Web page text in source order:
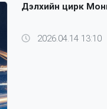
Дэлхийн цирк
2026.04.14 13:10